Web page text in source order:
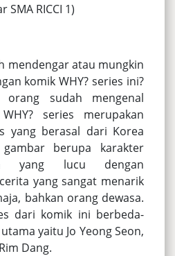
SMA RICCI 1)
mendengar atau mungkin
komik WHY? series ini?
orang sudah mengenal
series merupakan
yang berasal dari Korea
berupa karakter
yang lucu dengan
yang sangat menarik
bahkan orang dewasa.
dari komik ini berbeda-
yaitu Jo Yeong Seon,
Dang.